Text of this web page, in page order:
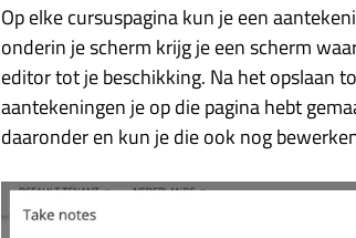
Op elke cursuspagina kun je een
onderin je scherm krijg je een scherm
editor tot je beschikking. Na het opslaan
aantekeningen je op die pagina hebt
daaronder en kun je die ook nog